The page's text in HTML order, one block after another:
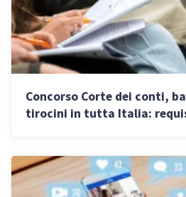
Concorso Corte dei conti,
tirocini in tutta Italia: